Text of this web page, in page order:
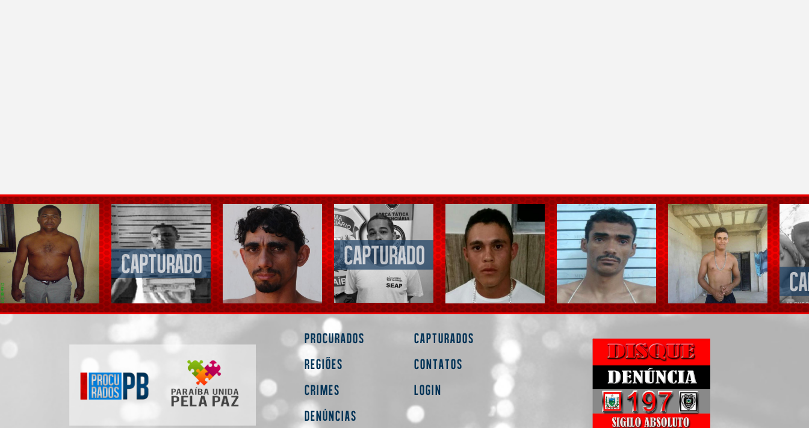
Procurados
Regiões
Crimes
Denúncias
Capturados
Contatos
Login